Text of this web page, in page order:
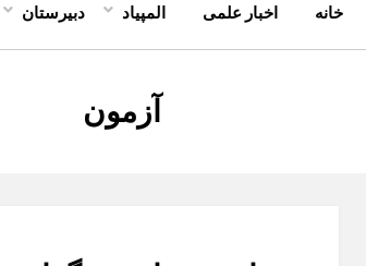
خانه اخبار علمی المپیاد دبیرستان
برچسب
:
آزمون